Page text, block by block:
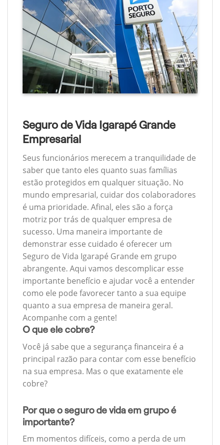
Seguro de Vida Igarapé Grande
Empresarial
Seus funcionários merecem a tranquilidade de
saber que tanto eles quanto suas famílias
estão protegidos em qualquer situação. No
mundo empresarial, cuidar dos colaboradores
é uma prioridade. Afinal, eles são a força
motriz por trás de qualquer empresa de
sucesso. Uma maneira importante de
demonstrar esse cuidado é oferecer um
Seguro de Vida Igarapé Grande em grupo
abrangente. Aqui vamos descomplicar esse
importante benefício e ajudar você a entender
como ele pode favorecer tanto a sua equipe
quanto a sua empresa de maneira geral.
Acompanhe com a gente!
O que ele cobre?
Você já sabe que a segurança financeira é a
principal razão para contar com esse benefício
na sua empresa. Mas o que exatamente ele
cobre?
Por que o seguro de vida em grupo é
importante?
Em momentos difíceis, como a perda de um